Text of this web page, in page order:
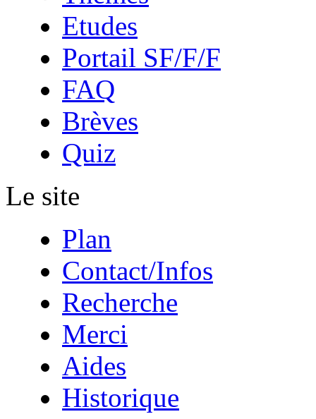
Etudes
Portail SF/F/F
FAQ
Brèves
Quiz
Le site
Plan
Contact/Infos
Recherche
Merci
Aides
Historique